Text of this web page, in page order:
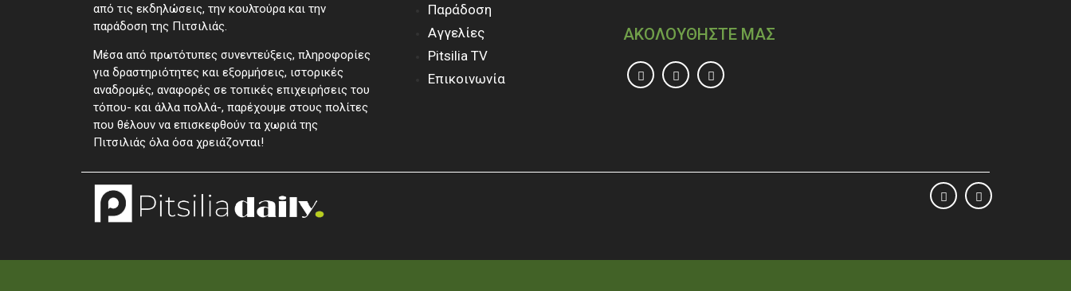
από τις εκδηλώσεις, την κουλτούρα και την
παράδοση της Πιτσιλιάς.
Μέσα από πρωτότυπες συνεντεύξεις, πληροφορίες
για δραστηριότητες και εξορμήσεις, ιστορικές
αναδρομές, αναφορές σε τοπικές επιχειρήσεις του
τόπου- και άλλα πολλά-, παρέχουμε στους πολίτες
που θέλουν να επισκεφθούν τα χωριά της
Πιτσιλιάς όλα όσα χρειάζονται!
Παράδοση
Αγγελίες
Pitsilia TV
Επικοινωνία
ΑΚΟΛΟΥΘΗΣΤΕ ΜΑΣ